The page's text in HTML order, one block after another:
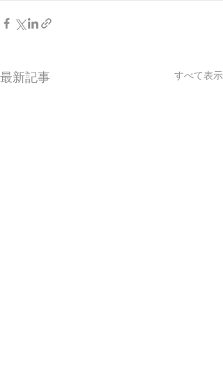
最新記事 すべて表示